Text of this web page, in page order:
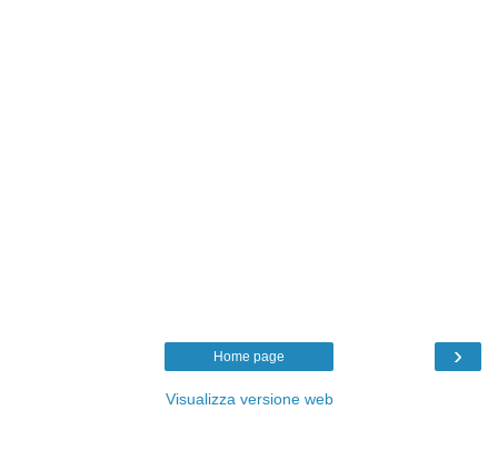
›
Home page
Visualizza versione web